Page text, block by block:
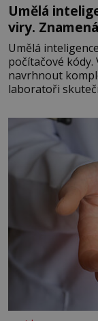
Umělá
viry.
Umělá
počítačové kódy.
navrhnout
laboratoři